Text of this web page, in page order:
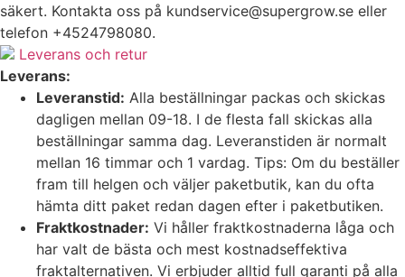
säkert. Kontakta oss på kundservice@supergrow.se eller
telefon +4524798080.
Leverans och retur
Leverans:
Leveranstid: Alla beställningar packas och skickas
dagligen mellan 09-18. I de flesta fall skickas alla
beställningar samma dag. Leveranstiden är normalt
mellan 16 timmar och 1 vardag. Tips: Om du beställer
fram till helgen och väljer paketbutik, kan du ofta
hämta ditt paket redan dagen efter i paketbutiken.
Fraktkostnader: Vi håller fraktkostnaderna låga och
har valt de bästa och mest kostnadseffektiva
fraktalternativen. Vi erbjuder alltid full garanti på alla